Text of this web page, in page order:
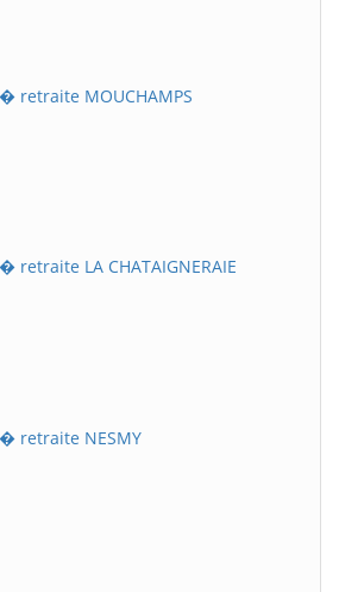
retraite MOUCHAMPS
retraite LA CHATAIGNERAIE
retraite NESMY